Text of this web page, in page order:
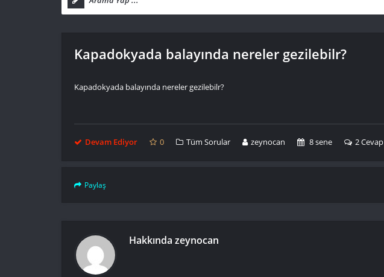
Kapadokyada balayında nereler gezilebilr?
Kapadokyada balayında nereler gezilebilr?
Devam Ediyor 0 Tüm Sorular zeynocan 8 sene 2 Cevap
Paylaş
Hakkında zeynocan